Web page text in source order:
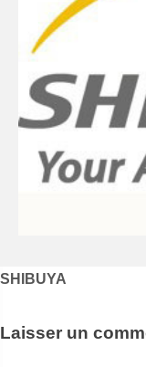
Navigation
l’article
SHIBUYA
Laisser un